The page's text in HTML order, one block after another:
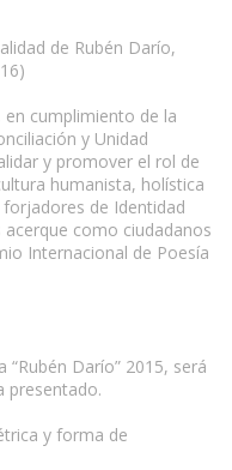
de Rubén Darío,
en cumplimiento de la
y Unidad
y promover el rol de
humanista, holística
de Identidad
como ciudadanos
Internacional de Poesía
Darío” 2015, será
presentado.
y forma de